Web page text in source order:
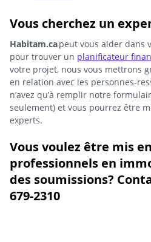
Vous cherchez un
Habitam.capeut vous aider dans
pour trouver un planificateur
votre projet, nous vous mettrons
en relation avec les personnes-
n’avez qu’à remplir notre
seulement) et vous pourrez être
experts.
Vous voulez être mis
professionnels en
des soumissions?
679-2310